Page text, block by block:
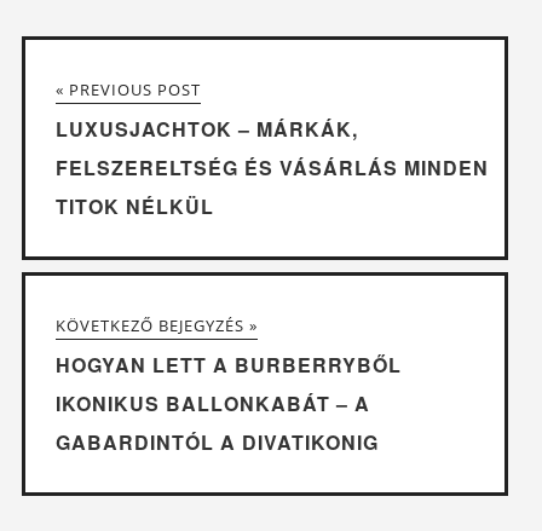
« PREVIOUS POST
LUXUSJACHTOK – MÁRKÁK,
FELSZERELTSÉG ÉS VÁSÁRLÁS MINDEN
TITOK NÉLKÜL
KÖVETKEZŐ BEJEGYZÉS »
HOGYAN LETT A BURBERRYBŐL
IKONIKUS BALLONKABÁT – A
GABARDINTÓL A DIVATIKONIG